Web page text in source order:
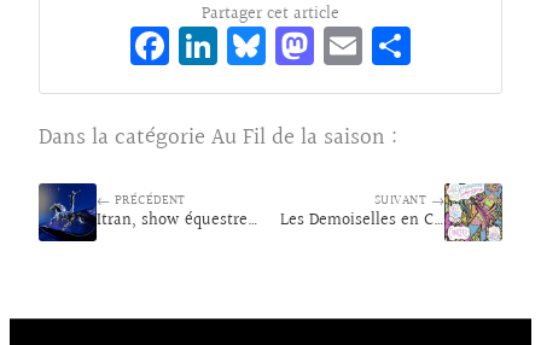
Partager cet article
Fa
ce
bo
o
k
Li
n
ke
dI
n
Bl
ue
sk
y
M
as
to
d
o
n
E
m
ai
l
rt
Dans la catégorie Au Fil de la saison :
← PRÉCÉDENT
Itran, show équestre au Pin
SUIVANT →
Les Demoiselles en Campagne